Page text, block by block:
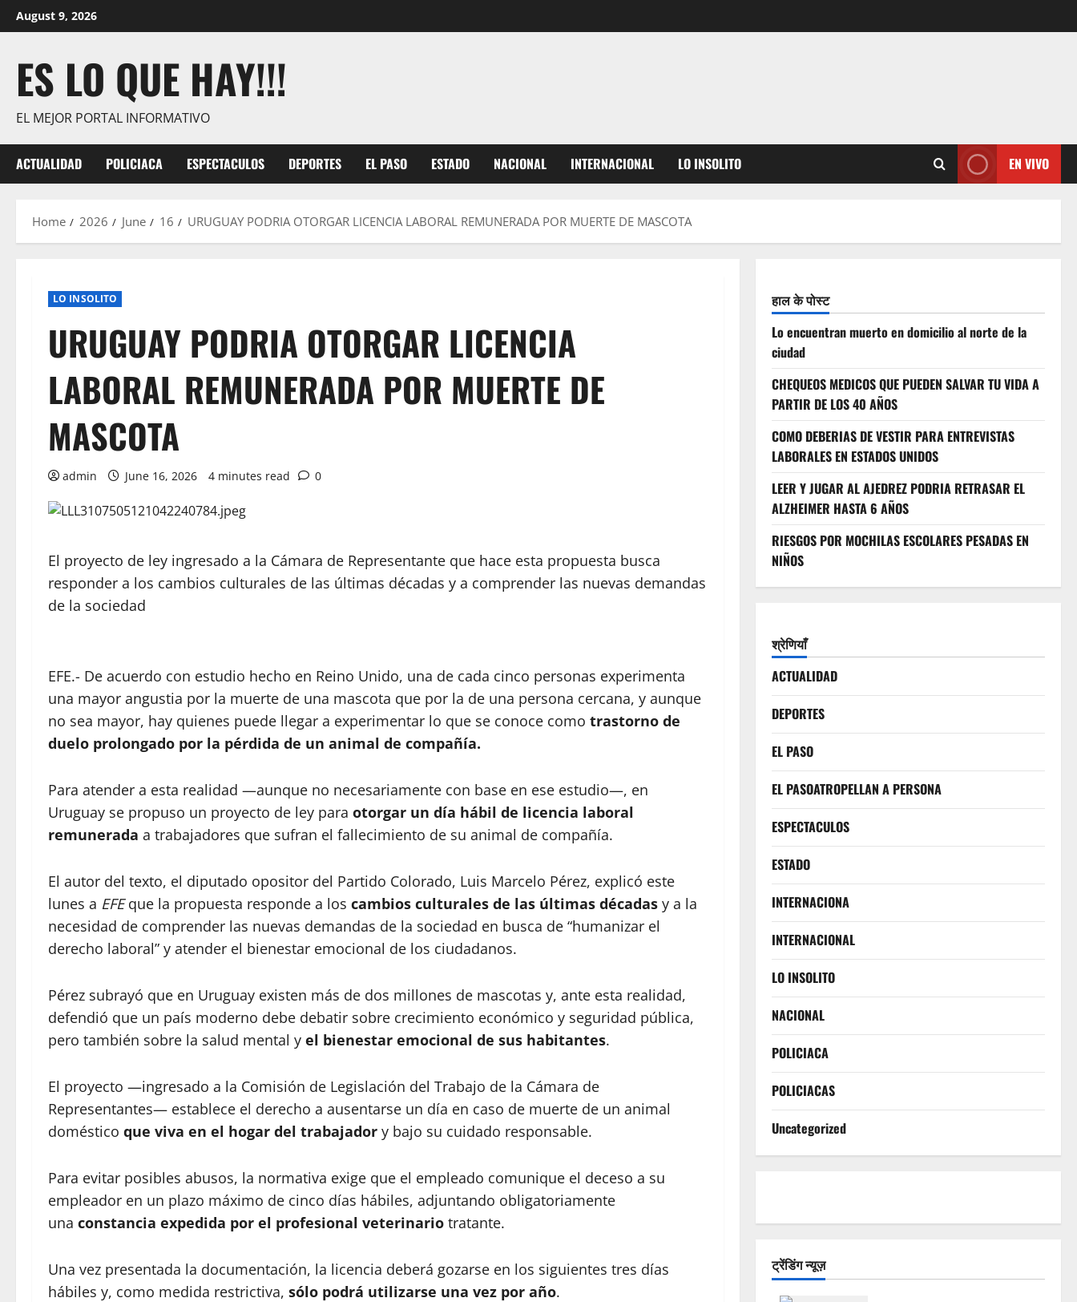
Skip
to
August 9, 2026
ES LO QUE HAY!!!
EL MEJOR PORTAL INFORMATIVO
ACTUALIDAD POLICIACA ESPECTACULOS DEPORTES EL PASO ESTADO NACIONAL INTERNACIONAL LO INSOLITO EN VIVO
Home 2026 June 16 URUGUAY PODRIA OTORGAR LICENCIA LABORAL REMUNERADA POR MUERTE DE MASCOTA
LO INSOLITO
URUGUAY PODRIA OTORGAR LICENCIA
LABORAL REMUNERADA POR MUERTE DE
MASCOTA
admin June 16, 2026 4 minutes read 0
El proyecto de ley ingresado a la Cámara de Representante que hace esta propuesta busca
responder a los cambios culturales de las últimas décadas y a comprender las nuevas demandas
de la sociedad
EFE.- De acuerdo con estudio hecho en Reino Unido, una de cada cinco personas experimenta
una mayor angustia por la muerte de una mascota que por la de una persona cercana, y aunque
no sea mayor, hay quienes puede llegar a experimentar lo que se conoce como trastorno de
duelo prolongado por la pérdida de un animal de compañía.
Para atender a esta realidad —aunque no necesariamente con base en ese estudio—, en
Uruguay se propuso un proyecto de ley para otorgar un día hábil de licencia laboral
remunerada a trabajadores que sufran el fallecimiento de su animal de compañía.
El autor del texto, el diputado opositor del Partido Colorado, Luis Marcelo Pérez, explicó este
lunes a EFEque la propuesta responde a los cambios culturales de las últimas décadas y a la
necesidad de comprender las nuevas demandas de la sociedad en busca de “humanizar el
derecho laboral” y atender el bienestar emocional de los ciudadanos.
Pérez subrayó que en Uruguay existen más de dos millones de mascotas y, ante esta realidad,
defendió que un país moderno debe debatir sobre crecimiento económico y seguridad pública,
pero también sobre la salud mental y el bienestar emocional de sus habitantes.
El proyecto —ingresado a la Comisión de Legislación del Trabajo de la Cámara de
Representantes— establece el derecho a ausentarse un día en caso de muerte de un animal
doméstico que viva en el hogar del trabajador y bajo su cuidado responsable.
Para evitar posibles abusos, la normativa exige que el empleado comunique el deceso a su
empleador en un plazo máximo de cinco días hábiles, adjuntando obligatoriamente
una constancia expedida por el profesional veterinario tratante.
Una vez presentada la documentación, la licencia deberá gozarse en los siguientes tres días
hábiles y, como medida restrictiva, sólo podrá utilizarse una vez por año.
हाल के पोस्ट
Lo encuentran muerto en domicilio al norte de la
ciudad
CHEQUEOS MEDICOS QUE PUEDEN SALVAR TU VIDA A
PARTIR DE LOS 40 AÑOS
COMO DEBERIAS DE VESTIR PARA ENTREVISTAS
LABORALES EN ESTADOS UNIDOS
LEER Y JUGAR AL AJEDREZ PODRIA RETRASAR EL
ALZHEIMER HASTA 6 AÑOS
RIESGOS POR MOCHILAS ESCOLARES PESADAS EN
NIÑOS
श्रेणियाँ
ACTUALIDAD
DEPORTES
EL PASO
EL PASOATROPELLAN A PERSONA
ESPECTACULOS
ESTADO
INTERNACIONA
INTERNACIONAL
LO INSOLITO
NACIONAL
POLICIACA
POLICIACAS
Uncategorized
ट्रेंडिंग न्यूज़